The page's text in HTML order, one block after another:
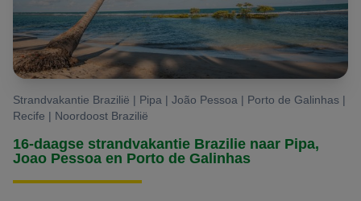
Strandvakantie Brazilië | Pipa | João Pessoa | Porto de Galinhas |
Recife | Noordoost Brazilië
16-daagse strandvakantie Brazilie naar Pipa,
Joao Pessoa en Porto de Galinhas